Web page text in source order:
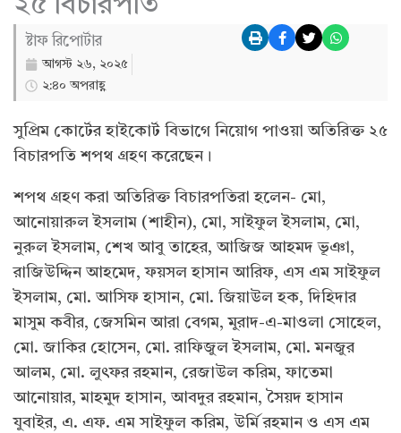
২৫ বিচারপতি
ষ্টাফ রিপোর্টার
আগস্ট ২৬, ২০২৫
২:৪০ অপরাহ্ণ
সুপ্রিম কোর্টের হাইকোর্ট বিভাগে নিয়োগ পাওয়া অতিরিক্ত ২৫
বিচারপতি শপথ গ্রহণ করেছেন।
শপথ গ্রহণ করা অতিরিক্ত বিচারপতিরা হলেন- মো,
আনোয়ারুল ইসলাম (শাহীন), মো, সাইফুল ইসলাম, মো,
নুরুল ইসলাম, শেখ আবু তাহের, আজিজ আহমদ ভূঞা,
রাজিউদ্দিন আহমেদ, ফয়সল হাসান আরিফ, এস এম সাইফুল
ইসলাম, মো. আসিফ হাসান, মো. জিয়াউল হক, দিহিদার
মাসুম কবীর, জেসমিন আরা বেগম, মুরাদ-এ-মাওলা সোহেল,
মো. জাকির হোসেন, মো. রাফিজুল ইসলাম, মো. মনজুর
আলম, মো. লুৎফর রহমান, রেজাউল করিম, ফাতেমা
আনোয়ার, মাহমুদ হাসান, আবদুর রহমান, সৈয়দ হাসান
যুবাইর, এ. এফ. এম সাইফুল করিম, উর্মি রহমান ও এস এম